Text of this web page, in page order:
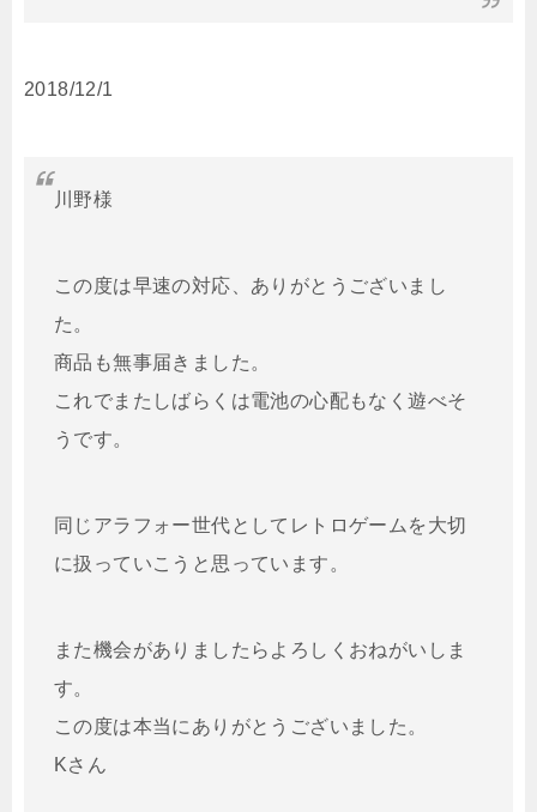
2018/12/1
川野様
この度は早速の対応、ありがとうございまし
た。
商品も無事届きました。
これでまたしばらくは電池の心配もなく遊べそ
うです。
同じアラフォー世代としてレトロゲームを大切
に扱っていこうと思っています。
また機会がありましたらよろしくおねがいしま
す。
この度は本当にありがとうございました。
Kさん